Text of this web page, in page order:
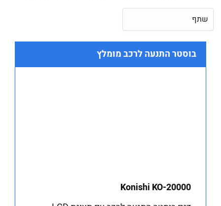
שתף
בוסטר התנעה לרכב מומלץ
Konishi KO-20000